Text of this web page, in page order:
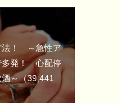
法！ ～急性ア
多発！ 心配停
酒～（39,441